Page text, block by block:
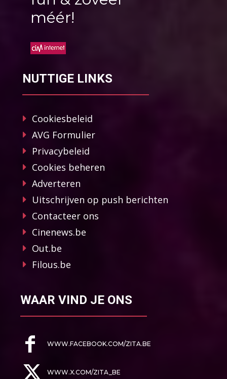
méér!
NUTTIGE LINKS
Cookiesbeleid
AVG Formulier
Privacybeleid
Cookies beheren
Adverteren
Uitschrijven op push berichten
Contacteer ons
Cinenews.be
Out.be
Filous.be
WAAR VIND JE ONS
WWW.FACEBOOK.COM/ZITA.BE
WWW.X.COM/ZITA_BE